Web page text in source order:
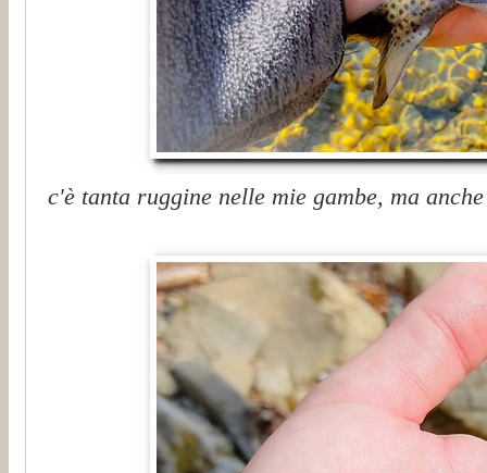
c'è tanta ruggine nelle mie gambe, ma